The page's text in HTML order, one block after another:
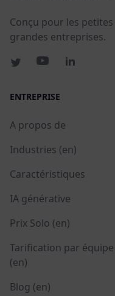
Conçu pour les
grandes entreprises.
ENTREPRISE
A propos de
Industries (en)
Caractéristiques
IA générative
Prix Solo (en)
Tarification par équipe
(en)
Blog (en)